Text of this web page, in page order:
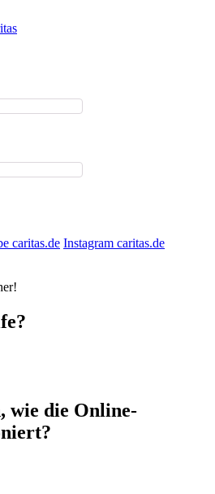
caritas.de Instagram caritas.de
wie die Online-